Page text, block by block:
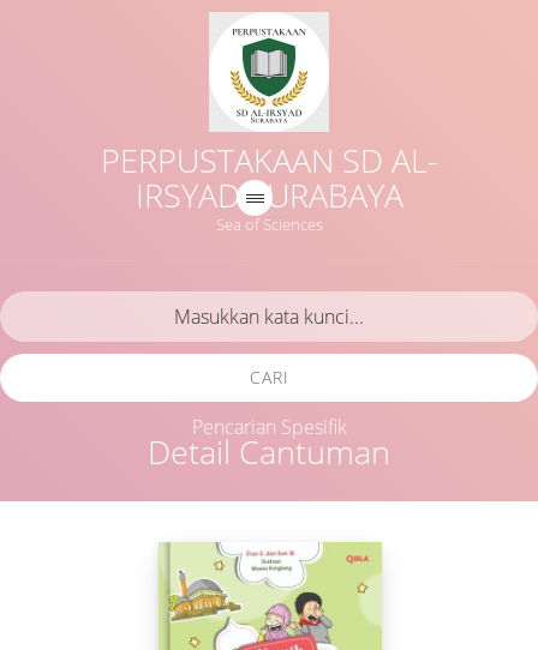
PERPUSTAKAAN SD AL-
IRSYAD SURABAYA
Sea of Sciences
Detail Cantuman
CARI
Pencarian Spesifik